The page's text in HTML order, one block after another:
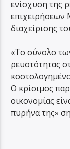
ενίσχυση της
επιχειρήσεων
διαχείρισης
«Το σύνολο
ρευστότητας
Ο κρίσιμος
οικονομίας
πυρήνα της»